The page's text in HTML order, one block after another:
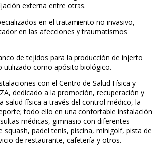
externa entre otras.
en el tratamiento no invasivo,
en las afecciones y traumatismos
de tejidos para la producción de injerto
utilizado como apósito biológico.
con el Centro de Salud Física y
dedicado a la promoción, recuperación y
salud física a través del control médico, la
todo ello en una confortable instalación
médicas, gimnasio con diferentes
squash, padel tenis, piscina, minigolf, pista de
de restaurante, cafetería y otros.